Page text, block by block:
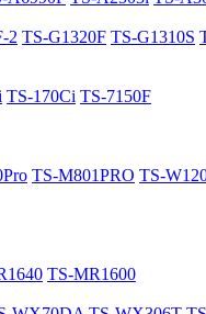
2 TS-G1320F TS-G1310S
TS-170Ci TS-7150F
TS-M801PRO TS-
TS-MR1600